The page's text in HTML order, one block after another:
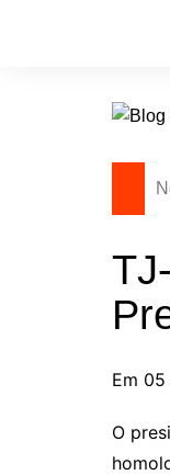
Em
O